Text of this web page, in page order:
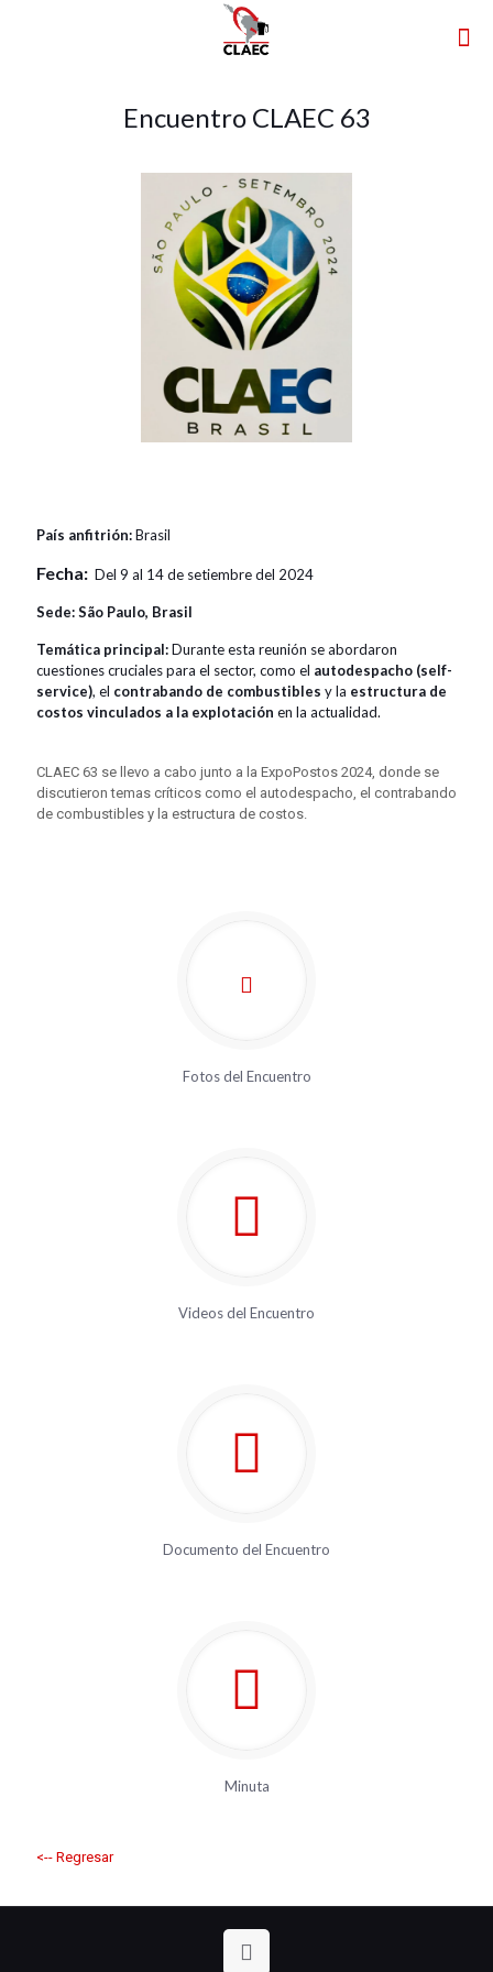
Encuentro CLAEC 63
País anfitrión:Brasil
Fecha: Del 9 al 14 de setiembre del 2024
Sede:São Paulo, Brasil
Temática principal:Durante esta reunión se abordaron
cuestiones cruciales para el sector, como el autodespacho (self-
service), el contrabando de combustibles y la estructura de
costos vinculados a la explotación en la actualidad.
CLAEC 63 se llevo a cabo junto a la ExpoPostos 2024, donde se
discutieron temas críticos como el autodespacho, el contrabando
de combustibles y la estructura de costos.
Fotos del Encuentro
Videos del Encuentro
Documento del Encuentro
Minuta
<-- Regresar